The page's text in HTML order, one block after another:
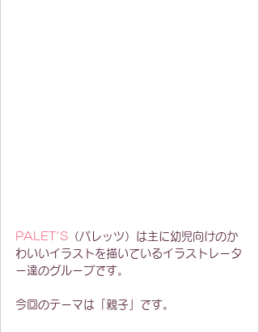
PALET'S （パレッツ）は主に幼児向けのか
わいいイラストを描いているイラストレータ
ー達のグループです。
今回のテーマは「親子」です。